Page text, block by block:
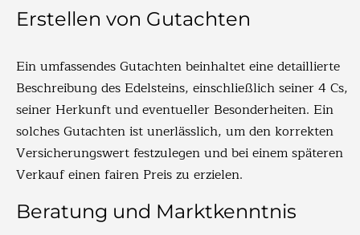
Erstellen von Gutachten
Ein umfassendes Gutachten beinhaltet eine detaillierte
Beschreibung des Edelsteins, einschließlich seiner 4 Cs,
seiner Herkunft und eventueller Besonderheiten. Ein
solches Gutachten ist unerlässlich, um den korrekten
Versicherungswert festzulegen und bei einem späteren
Verkauf einen fairen Preis zu erzielen.
Beratung und Marktkenntnis